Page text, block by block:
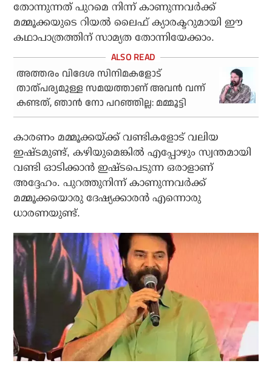
തോന്നുന്നത് പുറമെ നിന്ന് കാണുന്നവർക്ക്
മമ്മൂക്കയുടെ റിയൽ ലൈഫ് ക്യാരക്ടറുമായി ഈ
കഥാപാത്രത്തിന് സാമ്യത തോന്നിയേക്കാം.
അത്തരം വിദേശ സിനിമകളോട്
താത്പര്യമുള്ള സമയത്താണ് അവൻ വന്ന്
കണ്ടത്, ഞാൻ നോ പറഞ്ഞില്ല: മമ്മൂട്ടി
കാരണം മമ്മൂക്കയ്ക്ക് വണ്ടികളോട് വലിയ
ഇഷ്ടമുണ്ട്, കഴിയുമെങ്കിൽ എപ്പോഴും സ്വന്തമായി
വണ്ടി ഓടിക്കാൻ ഇഷ്ടപെടുന്ന ഒരാളാണ്
അദ്ദേഹം. പുറത്തുനിന്ന് കാണുന്നവർക്ക്
മമ്മൂക്കയൊരു ദേഷ്യക്കാരൻ എന്നൊരു
ധാരണയുണ്ട്.